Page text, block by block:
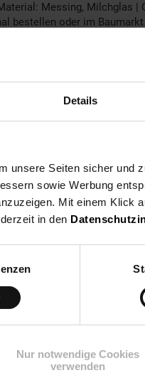
Details
unsere Seiten sicher und
sowie Werbung
Mit einem Klick
in den
Nur notwendige Cookies
verwenden
Messing,
bestellen oder im
enthalten), Klebeset